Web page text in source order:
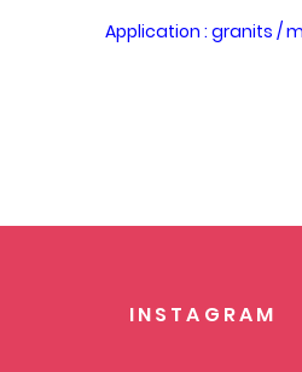
Application : granits /
INSTAGRAM